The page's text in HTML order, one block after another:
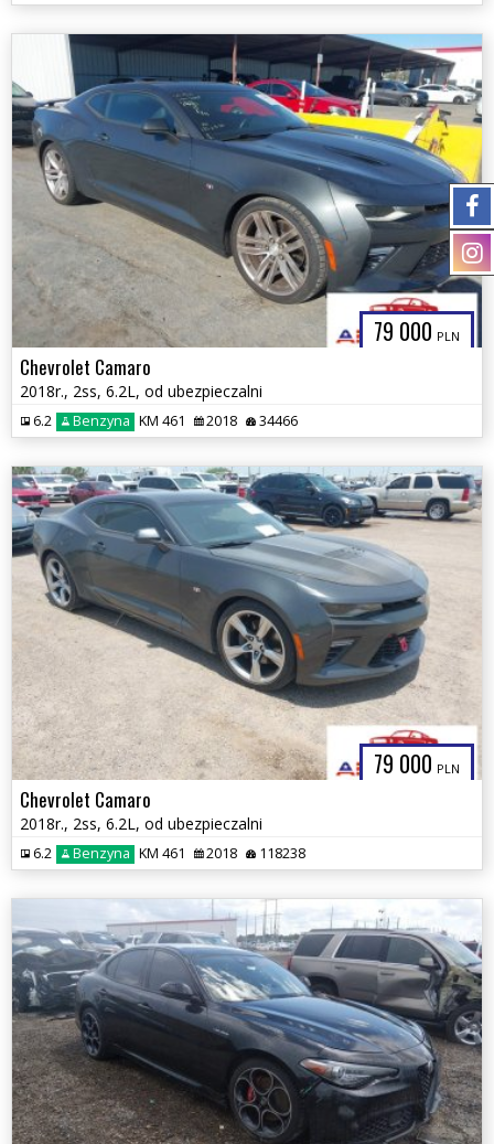
79 000 PLN
Chevrolet Camaro
2018r., 2ss, 6.2L, od ubezpieczalni
6.2 Benzyna KM 461 2018 34466
79 000 PLN
Chevrolet Camaro
2018r., 2ss, 6.2L, od ubezpieczalni
6.2 Benzyna KM 461 2018 118238